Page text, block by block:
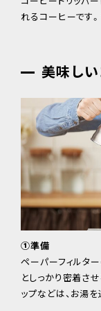
れるコーヒーです
美味し
①準備
ペーパーフィルタ
としっかり密着さ
ップなどは、お湯を